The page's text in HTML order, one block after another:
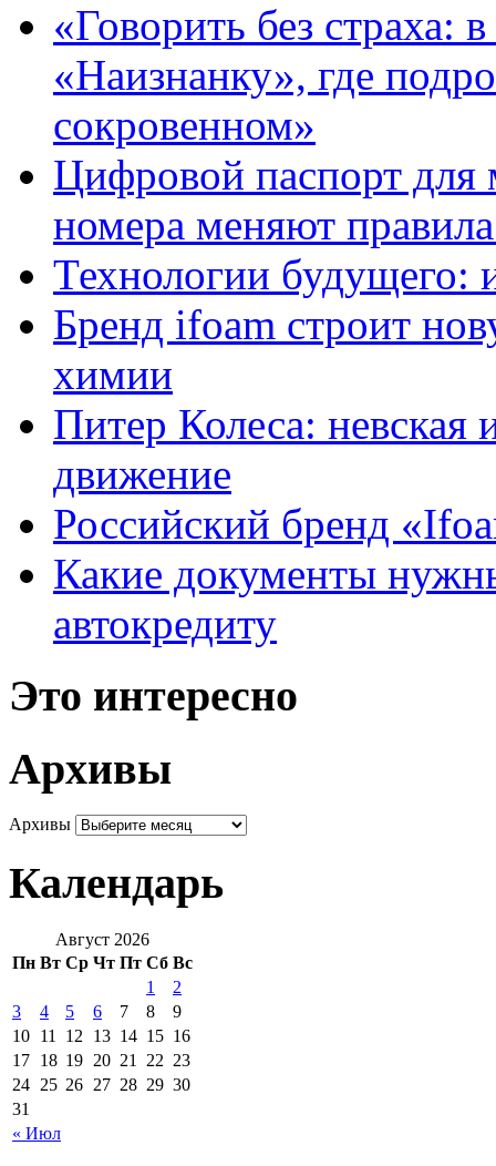
«Говорить без страха:
«Наизнанку», где
сокровенном»
Цифровой паспорт для
номера меняют
Технологии будущего:
Бренд ifoam строит
химии
Питер Колеса: невская
движение
Российский бренд
Какие документы
автокредиту
Это интересно
Архивы
Архивы
Календарь
Август 2026
Пн Вт Ср Чт Пт Сб Вс
« Июл
1
2
3
4 5 6 7 8
9
10 11 12 13 14 15 16
17 18 19 20 21 22 23
24 25 26 27 28 29 30
31